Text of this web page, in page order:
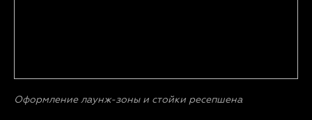
Оформление лаунж-зоны и стойки ресепшена